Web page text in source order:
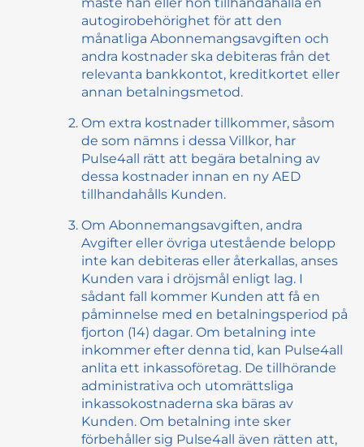
måste han eller hon tillhandahålla en
autogirobehörighet för att den
månatliga Abonnemangsavgiften och
andra kostnader ska debiteras från det
relevanta bankkontot, kreditkortet eller
annan betalningsmetod.
Om extra kostnader tillkommer, såsom
de som nämns i dessa Villkor, har
Pulse4all rätt att begära betalning av
dessa kostnader innan en ny AED
tillhandahålls Kunden.
Om Abonnemangsavgiften, andra
Avgifter eller övriga utestående belopp
inte kan debiteras eller återkallas, anses
Kunden vara i dröjsmål enligt lag. I
sådant fall kommer Kunden att få en
påminnelse med en betalningsperiod på
fjorton (14) dagar. Om betalning inte
inkommer efter denna tid, kan Pulse4all
anlita ett inkassoföretag. De tillhörande
administrativa och utomrättsliga
inkassokostnaderna ska bäras av
Kunden. Om betalning inte sker
förbehåller sig Pulse4all även rätten att,